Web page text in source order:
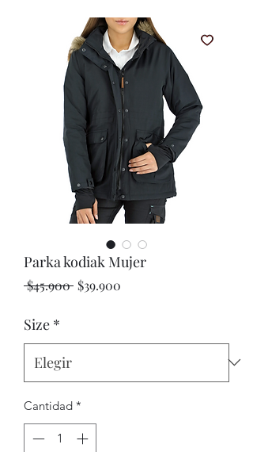
Parka kodiak Mujer
$45.900 Precio
$39.900
Size *
Cantidad *